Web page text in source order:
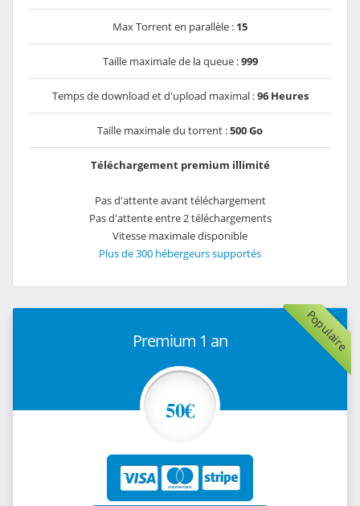
Max Torrent en parallèle : 15
Taille maximale de la queue :999
Temps de download et d'upload maximal :96 Heures
Taille maximale du torrent :500 Go
Téléchargement premium illimité
Pas d'attente avant téléchargement
Pas d'attente entre 2 téléchargements
Vitesse maximale disponible
Plus de 300 hébergeurs supportés
Populaire
Premium 1 an
50€